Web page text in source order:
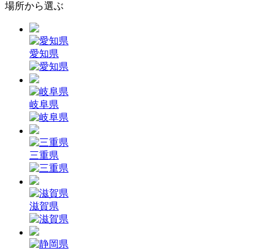
場所から選ぶ
愛知県
岐阜県
三重県
滋賀県